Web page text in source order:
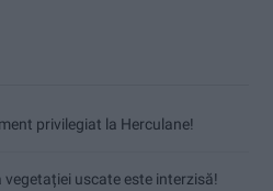
privilegiat la Herculane!
uscate este interzisă!